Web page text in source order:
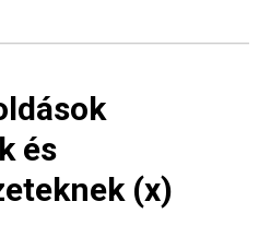
és
(x)